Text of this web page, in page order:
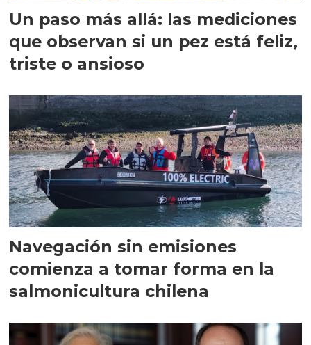
Un paso más allá: las mediciones
que observan si un pez está feliz,
triste o ansioso
Navegación sin emisiones
comienza a tomar forma en la
salmonicultura chilena